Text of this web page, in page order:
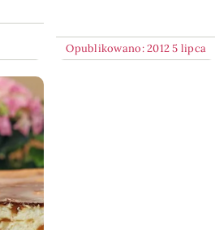
Opublikowano: 2012 5 lipca